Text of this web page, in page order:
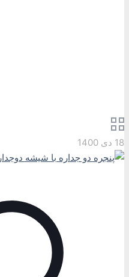
18 دی 1400